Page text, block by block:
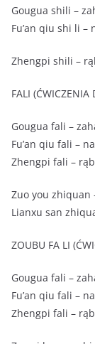
Gougua shili –
Fu’an qiu shi li –
Zhengpi shili –
FALI (ĆWICZENIA
Gougua fali –
Fu’an qiu fali –
Zhengpi fali –
Zuo you zhiquan
Lianxu san
ZOUBU FA LI
Gougua fali –
Fu’an qiu fali –
Zhengpi fali –